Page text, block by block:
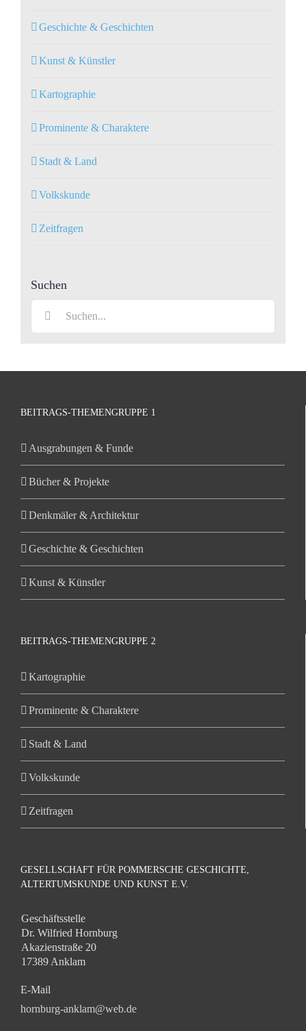
Geschichte & Geschichten
Kunst & Künstler
Kartographie
Prominente & Charaktere
Stadt & Land
Volkskunde
Zeitfragen
Suchen
BEITRAGS-THEMENGRUPPE 1
Ausgrabungen & Funde
Bücher & Projekte
Denkmäler & Architektur
Geschichte & Geschichten
Kunst & Künstler
BEITRAGS-THEMENGRUPPE 2
Kartographie
Prominente & Charaktere
Stadt & Land
Volkskunde
Zeitfragen
GESELLSCHAFT FÜR POMMERSCHE GESCHICHTE,
ALTERTUMSKUNDE UND KUNST E.V.
Geschäftsstelle
Dr. Wilfried Hornburg
Akazienstraße 20
17389 Anklam
E-Mail
hornburg-anklam@web.de